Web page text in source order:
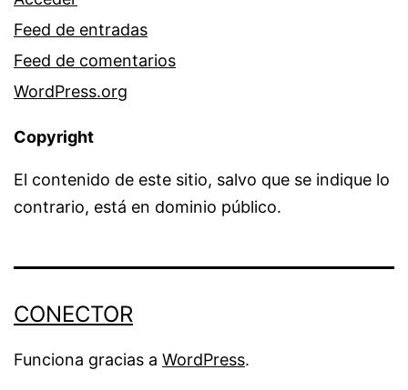
Feed de entradas
Feed de comentarios
WordPress.org
Copyright
El contenido de este sitio, salvo que se indique lo
contrario, está en dominio público.
CONECTOR
Funciona gracias a WordPress.